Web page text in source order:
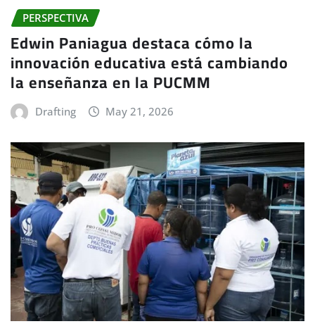
PERSPECTIVA
Edwin Paniagua destaca cómo la
innovación educativa está cambiando
la enseñanza en la PUCMM
Drafting May 21, 2026